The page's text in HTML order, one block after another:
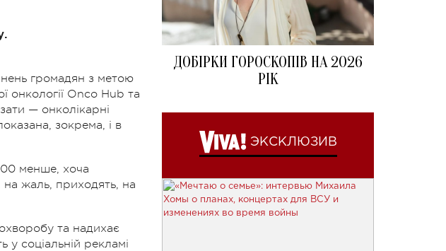
громадян з метою
онкології Onco Hub та
— онколікарні
зокрема, і в
менше, хоча
на жаль, приходять, на
та надихає
у соціальній рекламі
ДОБІРКИ ГОРОСКОПІВ НА 2026
РІК
ЭКСКЛЮЗИВ